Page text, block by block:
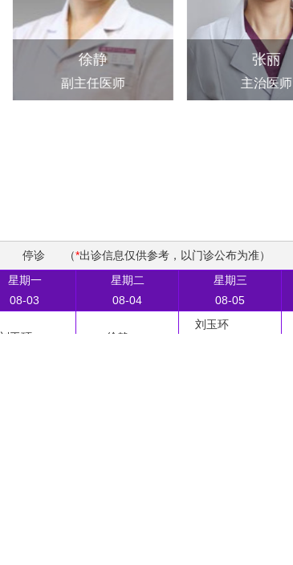
徐静
副主任医师
张丽
主治医师
停诊 （*出诊信息仅供参考，以门诊公布为准）
星期一
08-03
星期二
08-04
星期三
08-05
玉环 徐静
刘玉环